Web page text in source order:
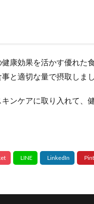
康効果を活かす優れた
と適切な量で摂取しまし
ンケアに取り入れて、